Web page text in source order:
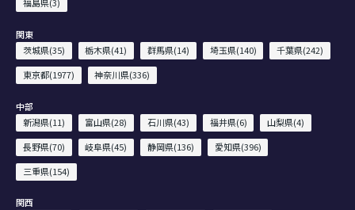
福島県(3)
関東
茨城県(35)
栃木県(41) 群馬県(14) 埼玉県(140)
千葉県(242)
東京都(1977)
神奈川県(336)
中部
新潟県(11)
富山県(28) 石川県(43) 福井県(6)
山梨県(4)
長野県(70)
岐阜県(45) 静岡県(136)
愛知県(396)
三重県(154)
関西